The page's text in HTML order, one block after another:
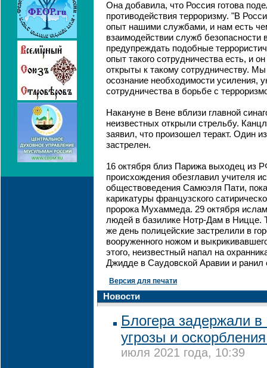
Она добавила, что Россия готова
противодействия терроризму. "В
опыт нашими службами, и нам есть
взаимодействии служб безопасности
предупреждать подобные
опыт такого сотрудничества есть, и
открыты к такому сотрудничеству.
осознание необходимости усиления,
сотрудничества в борьбе с
Накануне в Вене вблизи главной
неизвестных открыли стрельбу.
заявил, что произошел теракт. Один
застрелен.
16 октября близ Парижа выходец из
происхождения обезглавил учителя
обществоведения Самюэля Пати,
карикатуры французского
пророка Мухаммеда. 29 октября
людей в базилике Нотр-Дам в Ницце.
же день полицейские застрелили в
вооруженного ножом и
этого, неизвестный напал на
Джидде в Саудовской Аравии и ранил
Версия для печати
Новости
Блогера задержали в
угрозы и
июля 2021 года, 10:39